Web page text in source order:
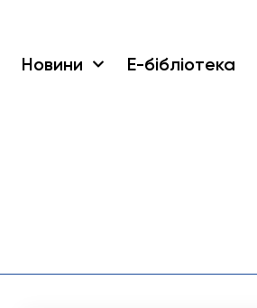
Новини Е-бібліотека